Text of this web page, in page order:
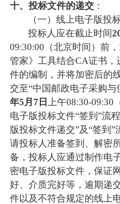
十、投标文件的递交 ：
（一）线上电子版投
投标人应在截止时间
09:30:00（北京时间）前
管家》工具结合CA证书
件的编制，并将加密后的
交至“中国邮政电子采购与
年5月7日上午08:30-09:30
电子版投标文件“签到”流
版投标文件递交”及“签到”
请投标人准备签到、解密
备，投标人应通过制作电
密电子版投标文件，保证
好、介质完好等，逾期递
件以及不符合规定的线上